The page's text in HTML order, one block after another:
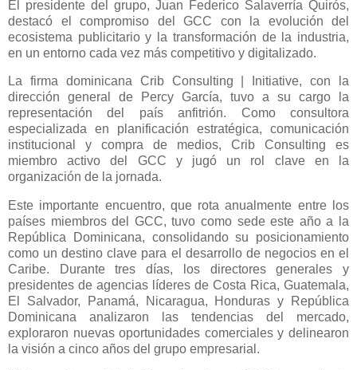
El presidente del grupo, Juan Federico Salaverría Quirós,
destacó el compromiso del GCC con la evolución del
ecosistema publicitario y la transformación de la industria,
en un entorno cada vez más competitivo y digitalizado.
La firma dominicana Crib Consulting | Initiative, con la
dirección general de Percy García, tuvo a su cargo la
representación del país anfitrión. Como consultora
especializada en planificación estratégica, comunicación
institucional y compra de medios, Crib Consulting es
miembro activo del GCC y jugó un rol clave en la
organización de la jornada.
Este importante encuentro, que rota anualmente entre los
países miembros del GCC, tuvo como sede este año a la
República Dominicana, consolidando su posicionamiento
como un destino clave para el desarrollo de negocios en el
Caribe. Durante tres días, los directores generales y
presidentes de agencias líderes de Costa Rica, Guatemala,
El Salvador, Panamá, Nicaragua, Honduras y República
Dominicana analizaron las tendencias del mercado,
exploraron nuevas oportunidades comerciales y delinearon
la visión a cinco años del grupo empresarial.